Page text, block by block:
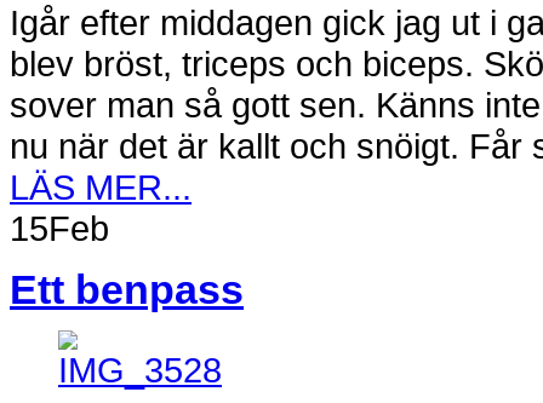
Igår efter middagen gick jag ut i
blev bröst, triceps och biceps.
sover man så gott sen. Känns
nu när det är kallt och snöigt. Får
LÄS MER...
15Feb
Ett benpass